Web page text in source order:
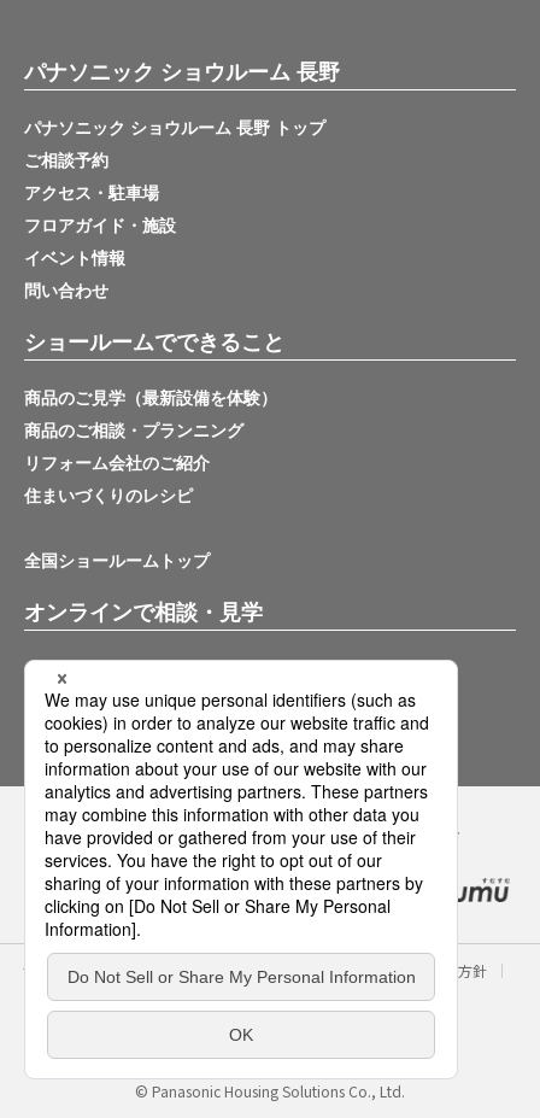
パナソニック ショウルーム 長野
パナソニック ショウルーム 長野 トップ
ご相談予約
アクセス・駐車場
フロアガイド・施設
イベント情報
問い合わせ
ショールームでできること
商品のご見学（最新設備を体験）
商品のご相談・プランニング
リフォーム会社のご紹介
住まいづくりのレシピ
全国ショールームトップ
オンラインで相談・見学
バーチャルショールーム
オンライン相談サービス
Panasonicの住まい・くらし SNSアカウント
サイトのご利用にあたって クッキーポリシー
個人情報保護方針
パナソニック ホールディングス
Area/Country
パナソニック ハウジングソリューションズ株式会社
© Panasonic Housing Solutions Co., Ltd.